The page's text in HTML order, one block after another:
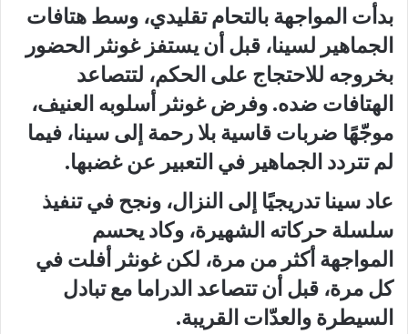
بدأت المواجهة بالتحام تقليدي، وسط هتافات
الجماهير لسينا، قبل أن يستفز غونثر الحضور
بخروجه للاحتجاج على الحكم، لتتصاعد
الهتافات ضده. وفرض غونثر أسلوبه العنيف،
موجّهًا ضربات قاسية بلا رحمة إلى سينا، فيما
لم تتردد الجماهير في التعبير عن غضبها.
عاد سينا تدريجيًا إلى النزال، ونجح في تنفيذ
سلسلة حركاته الشهيرة، وكاد يحسم
المواجهة أكثر من مرة، لكن غونثر أفلت في
كل مرة، قبل أن تتصاعد الدراما مع تبادل
السيطرة والعدّات القريبة.